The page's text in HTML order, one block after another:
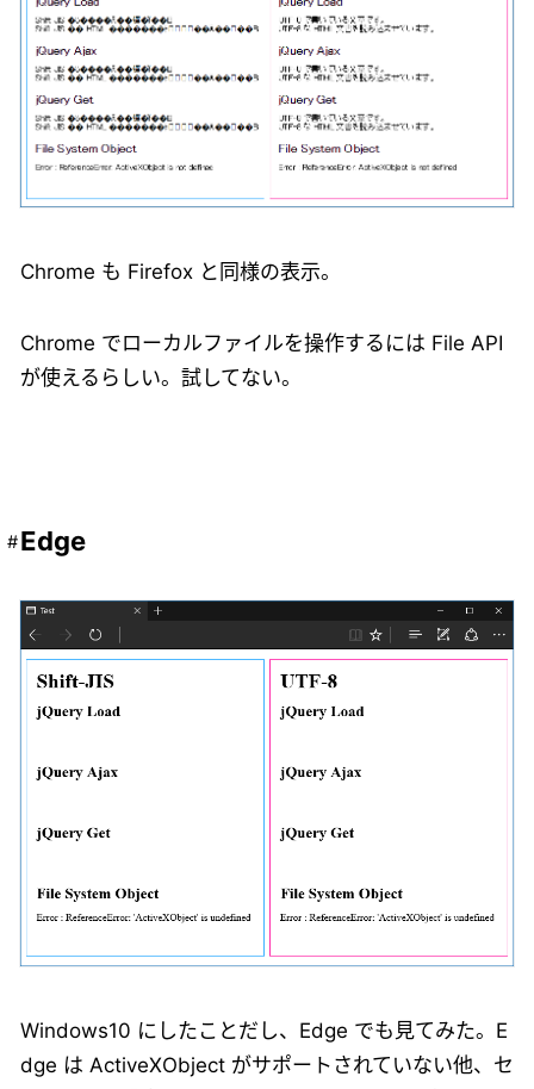
Chrome も Firefox と同様の表示。
Chrome でローカルファイルを操作するには File API
が使えるらしい。試してない。
Edge
Windows10 にしたことだし、Edge でも見てみた。E
dge は ActiveXObject がサポートされていない他、セ